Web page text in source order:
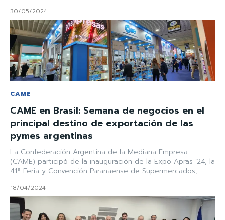
30/05/2024
CAME
CAME en Brasil: Semana de negocios en el
principal destino de exportación de las
pymes argentinas
La Confederación Argentina de la Mediana Empresa
(CAME) participó de la inauguración de la Expo Apras ’24, la
41ª Feria y Convención Paranaense de Supermercados,...
18/04/2024